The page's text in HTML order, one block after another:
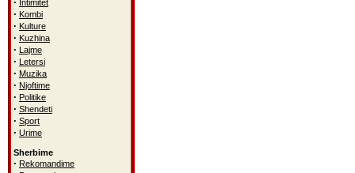
Intimitet
· Kombi
· Kulture
· Kuzhina
· Lajme
· Letersi
· Muzika
· Njoftime
· Politike
· Shendeti
· Sport
· Urime
Sherbime
· Rekomandime